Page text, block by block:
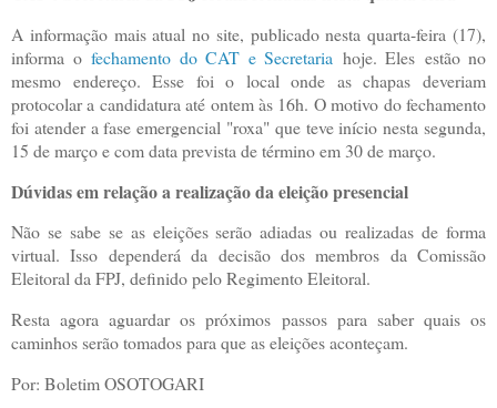
A informação mais atual no site, publicado nesta quarta-feira (17),
informa o fechamento do CAT e Secretaria hoje. Eles estão no
mesmo endereço. Esse foi o local onde as chapas deveriam
protocolar a candidatura até ontem às 16h. O motivo do fechamento
foi atender a fase emergencial "roxa" que teve início nesta segunda,
15 de março e com data prevista de término em 30 de março.
Dúvidas em relação a realização da eleição presencial
Não se sabe se as eleições serão adiadas ou realizadas de forma
virtual. Isso dependerá da decisão dos membros da Comissão
Eleitoral da FPJ, definido pelo Regimento Eleitoral.
Resta agora aguardar os próximos passos para saber quais os
caminhos serão tomados para que as eleições aconteçam.
Por: Boletim OSOTOGARI